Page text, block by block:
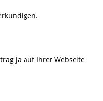
ja auf Ihrer Webseite